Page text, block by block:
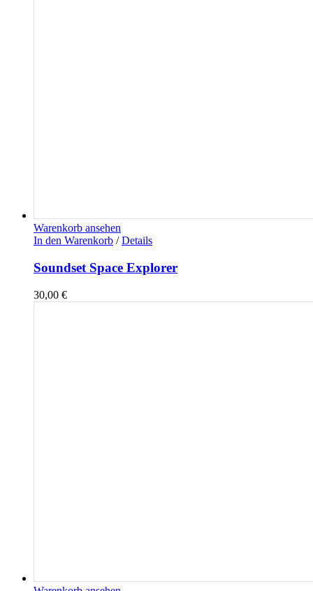
Warenkorb ansehen
In den Warenkorb / Details
Soundset Space Explorer
30,00 €